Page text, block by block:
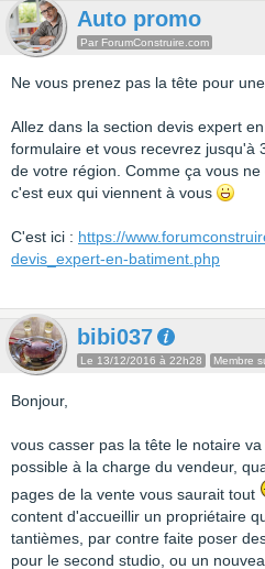
Auto promo
Par ForumConstruire.com
Ne vous prenez pas la tête pour
Allez dans la section devis expert
formulaire et vous recevrez jusqu'à
de votre région. Comme ça vous
c'est eux qui viennent à vous
C'est ici : https://
devis_expert-en-batiment.php
bibi037
Le 13/12/2016 à 22h28 Membre
Bonjour,
vous casser pas la tête le notaire
possible à la charge du vendeur,
pages de la vente vous saurait tout
content d'accueillir un propriétaire
tantièmes, par contre faite poser
pour le second studio, ou un